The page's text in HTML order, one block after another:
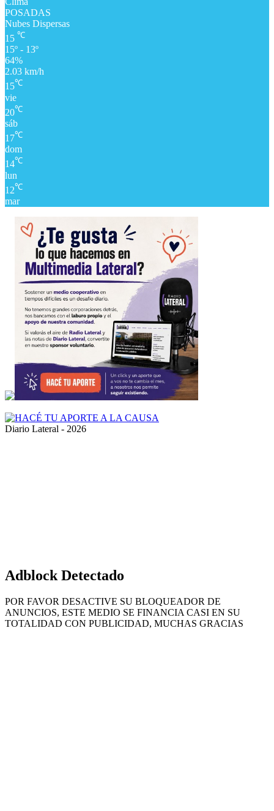
POSADAS
Nubes Dispersas
15 ℃
15º - 13º
64%
2.03 km/h
15℃
vie
20℃
sáb
17℃
dom
14℃
lun
12℃
mar
Diario Lateral - 2026
Adblock Detectado
POR FAVOR DESACTIVE SU BLOQUEADOR DE
ANUNCIOS, ESTE MEDIO SE FINANCIA CASI EN SU
TOTALIDAD CON PUBLICIDAD, MUCHAS GRACIAS